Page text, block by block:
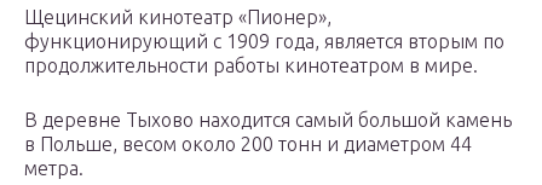
Щецинский кинотеатр «Пионер»,
функционирующий с 1909 года, является вторым по
продолжительности работы кинотеатром в мире.
В деревне Тыхово находится самый большой камень
в Польше, весом около 200 тонн и диаметром 44
метра.